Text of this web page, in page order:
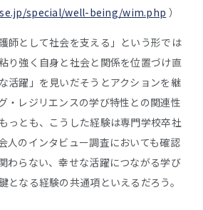
special/well-being/wim.php ）
師として社会を支える」という形では
り強く自身と社会と関係を位置づけ直
活躍」を見いだそうとアクションを継
・レジリエンスの学び特性との関連性
っとも、こうした経験は専門学校卒社
人のインタビュー調査においても確認
わらない、幸せな活躍につながる学び
となる経験の共通項といえるだろう。